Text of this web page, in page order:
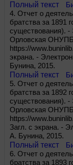
Полный текст
4. Отчет о
братства за 1891
существования).
Орловская ОНУПБ
https://
экрана. -
Бунина, 2015.
Полный текст
5. Отчет о
братства за 1892
существования).
Орловская ОНУПБ
https://
Загл. с экрана. -
А. Бунина, 2015.
Полный текст
6. Отчет о
братства за 1893